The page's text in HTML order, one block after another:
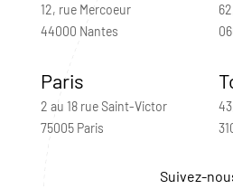
12, rue Mercoeur
44000 Nantes
Paris
2 au 18 rue Saint-Victor
75005 Paris
Suivez-